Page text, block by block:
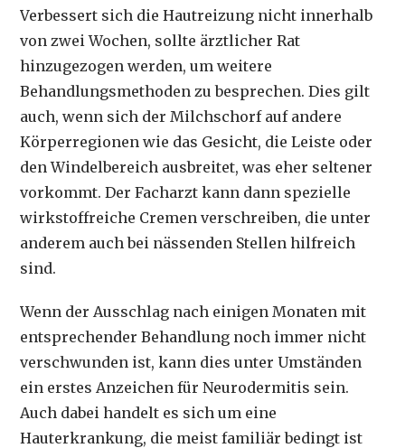
Verbessert sich die Hautreizung nicht innerhalb
von zwei Wochen, sollte ärztlicher Rat
hinzugezogen werden, um weitere
Behandlungsmethoden zu besprechen. Dies gilt
auch, wenn sich der Milchschorf auf andere
Körperregionen wie das Gesicht, die Leiste oder
den Windelbereich ausbreitet, was eher seltener
vorkommt. Der Facharzt kann dann spezielle
wirkstoffreiche Cremen verschreiben, die unter
anderem auch bei nässenden Stellen hilfreich
sind.
Wenn der Ausschlag nach einigen Monaten mit
entsprechender Behandlung noch immer nicht
verschwunden ist, kann dies unter Umständen
ein erstes Anzeichen für Neurodermitis sein.
Auch dabei handelt es sich um eine
Hauterkrankung, die meist familiär bedingt ist